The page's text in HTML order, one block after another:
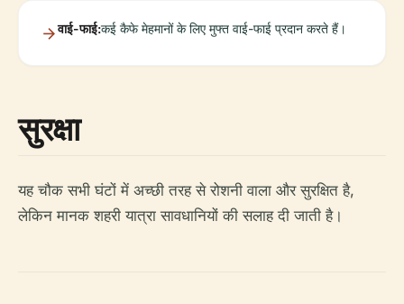
वाई-फाई:कई कैफे मेहमानों के लिए मुफ्त वाई-फाई प्रदान करते हैं।
सुरक्षा
यह चौक सभी घंटों में अच्छी तरह से रोशनी वाला और सुरक्षित है,
लेकिन मानक शहरी यात्रा सावधानियों की सलाह दी जाती है।